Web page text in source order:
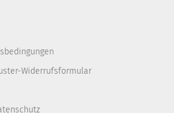
Widerrufsformular